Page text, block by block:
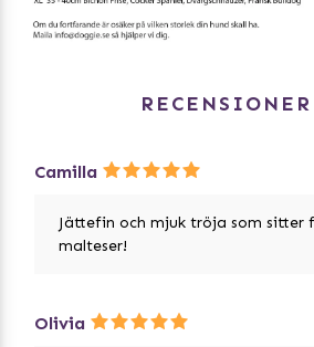
RECENSIONER
Camilla
Jättefin och mjuk tröja som sitter
malteser!
Olivia